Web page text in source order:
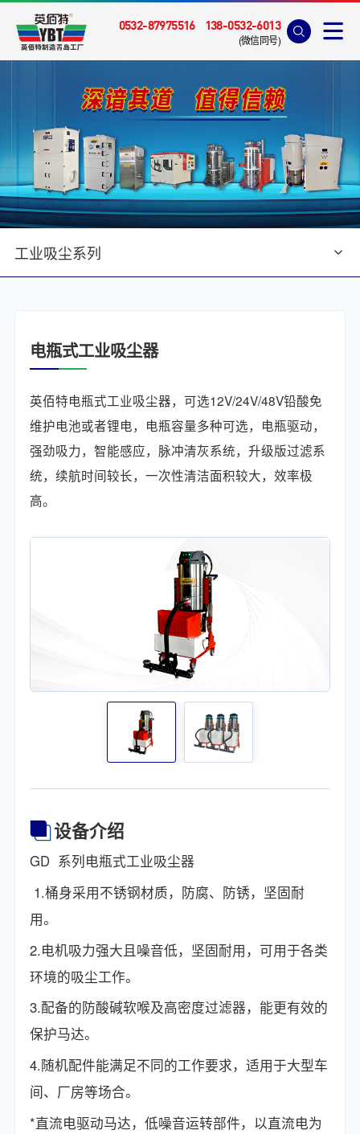
0532-87975516 138-0532-6013
(微信同号)
工业吸尘系列
工业吸尘系列
电瓶式工业吸尘器
英佰特电瓶式工业吸尘器，可选12V/24V/48V铅酸免
维护电池或者锂电，电瓶容量多种可选，电瓶驱动，
强劲吸力，智能感应，脉冲清灰系统，升级版过滤系
统，续航时间较长，一次性清洁面积较大，效率极
高。
设备介绍
GD 系列电瓶式工业吸尘器
1.桶身采用不锈钢材质，防腐、防锈，坚固耐
用。
2.电机吸力强大且噪音低，坚固耐用，可用于各类
环境的吸尘工作。
3.配备的防酸碱软喉及高密度过滤器，能更有效的
保护马达。
4.随机配件能满足不同的工作要求，适用于大型车
间、厂房等场合。
*直流电驱动马达，低噪音运转部件，以直流电为